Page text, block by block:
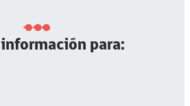
información para: